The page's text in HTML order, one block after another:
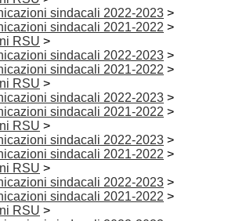
sindacali 2022-2023 >
sindacali 2021-2022 >
RSU >
sindacali 2022-2023 >
sindacali 2021-2022 >
RSU >
sindacali 2022-2023 >
sindacali 2021-2022 >
RSU >
sindacali 2022-2023 >
sindacali 2021-2022 >
RSU >
sindacali 2022-2023 >
sindacali 2021-2022 >
RSU >